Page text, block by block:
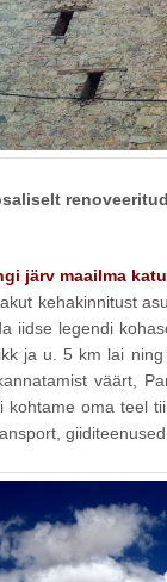
järv maailma
kehakinnitust
iidse legendi
ja u. 5 km lai
väärt,
oma teel